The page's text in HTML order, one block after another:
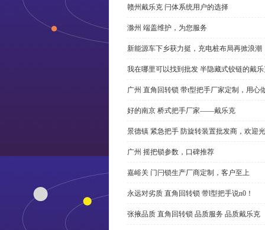
赣州戴乐克 闩体系统用户的选择
滁州 端盖维护，为您服务
新能源车下乡获力挺，充电桩布局再掀浪潮
我在哪里可以找到批发 半隐藏式铰链的戴
广州 直角回转锁 带t型把手厂家定制，用心
好的南京 桥式把手厂家——戴乐克
景德镇 紧急把手 防旋转装置批发商，欢迎
广州 摇把锁参数，口碑推荐
嘉峪关 门闩锁生产厂商定制，客户至上
永远对劣质 直角回转锁 带l型把手说n0！
张掖品质 直角回转锁 品质服务 品质戴乐克